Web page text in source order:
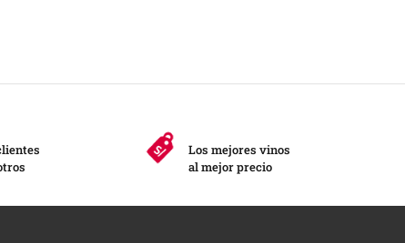
Los mejores vinos
al mejor precio